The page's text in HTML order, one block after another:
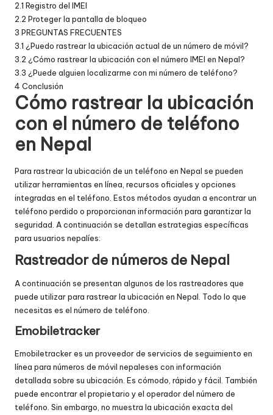
2.1 Registro del IMEI
2.2 Proteger la pantalla de bloqueo
3 PREGUNTAS FRECUENTES
3.1 ¿Puedo rastrear la ubicación actual de un número de móvil?
3.2 ¿Cómo rastrear la ubicación con el número IMEI en Nepal?
3.3 ¿Puede alguien localizarme con mi número de teléfono?
4 Conclusión
Cómo rastrear la ubicación
con el número de teléfono
en Nepal
Para rastrear la ubicación de un teléfono en Nepal se pueden
utilizar herramientas en línea, recursos oficiales y opciones
integradas en el teléfono. Estos métodos ayudan a encontrar un
teléfono perdido o proporcionan información para garantizar la
seguridad. A continuación se detallan estrategias específicas
para usuarios nepalíes:
Rastreador de números de Nepal
A continuación se presentan algunos de los rastreadores que
puede utilizar para rastrear la ubicación en Nepal. Todo lo que
necesitas es el número de teléfono.
Emobiletracker
Emobiletrackeres un proveedor de servicios de seguimiento en
línea para números de móvil nepaleses con información
detallada sobre su ubicación. Es cómodo, rápido y fácil. También
puede encontrar el propietario y el operador del número de
teléfono. Sin embargo, no muestra la ubicación exacta del